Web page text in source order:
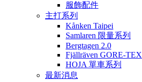
服飾配件
主打系列
Kånken Taipei
Samlaren 限量系列
Bergtagen 2.0
Fjällräven GORE-TEX
HOJA 單車系列
最新消息